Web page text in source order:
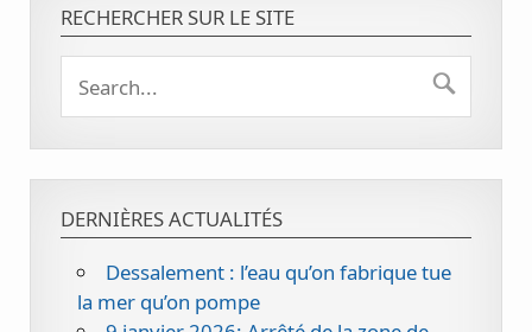
RECHERCHER SUR LE SITE
DERNIÈRES ACTUALITÉS
Dessalement : l’eau qu’on fabrique tue
la mer qu’on pompe